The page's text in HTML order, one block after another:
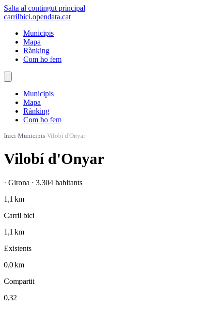
Salta al contingut principal
carrilbici.opendata.cat
Municipis
Mapa
Rànking
Com ho fem
Municipis
Mapa
Rànking
Com ho fem
Inici›Municipis›Vilobí d'Onyar
Vilobí d'Onyar
· Girona · 3.304 habitants
1,1 km
Carril bici
1,1 km
Existents
0,0 km
Compartit
0,32